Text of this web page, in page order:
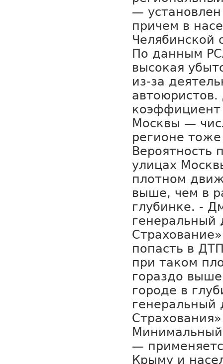
—
причем в
Челябинской
По данным
высокая
из-за
Москвы —
регионе
Вероятность
улицах
плотном
выше, чем в
глубинке. -
генеральный
попасть в
при таком
гораздо
городе в
генеральный
—
Крыму и